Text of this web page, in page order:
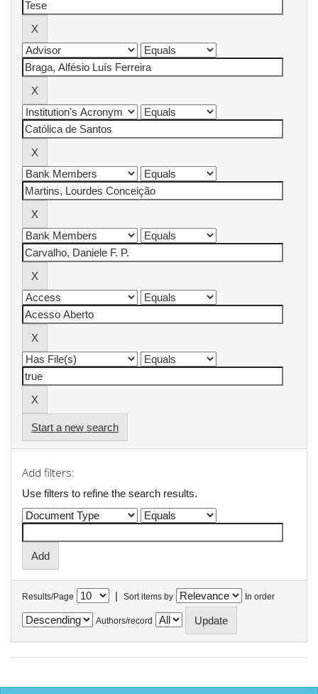
Start a new search
Add filters:
Use filters to refine the search results.
Results/Page | Sort items by In order
Authors/record